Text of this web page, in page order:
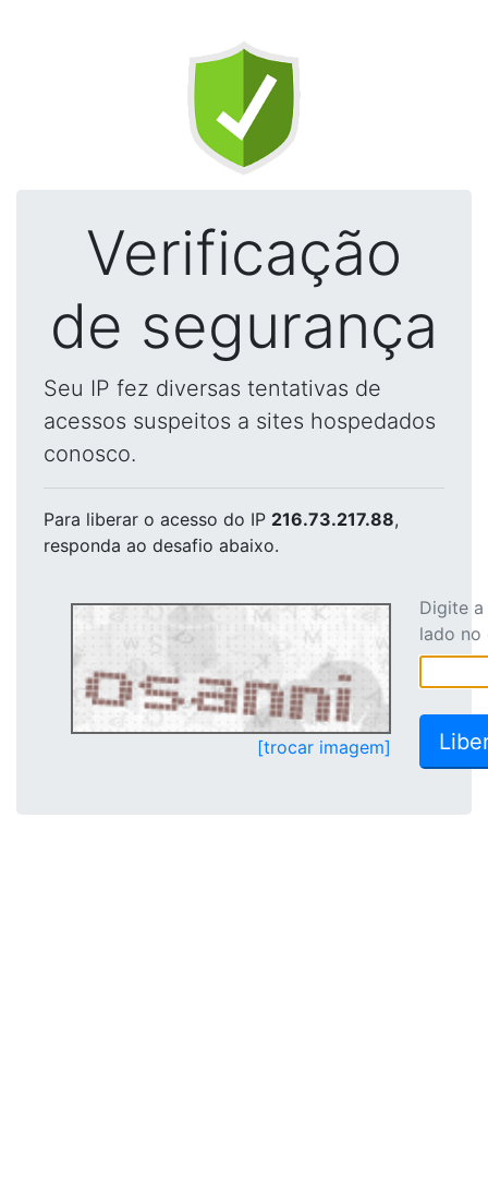
Verificação
de segurança
Seu IP fez diversas tentativas de
acessos suspeitos a sites hospedados
conosco.
Para liberar o acesso do IP 216.73.217.88,
responda ao desafio abaixo.
[trocar imagem]
Digite
lado no